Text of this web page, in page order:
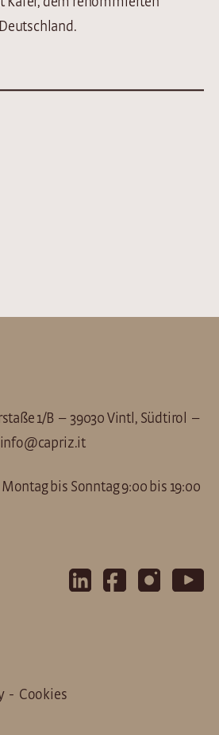
1/B – 39030 Vintl, Südtirol –
info@capriz.it
bis Sonntag 9:00 bis 19:00
- Cookies